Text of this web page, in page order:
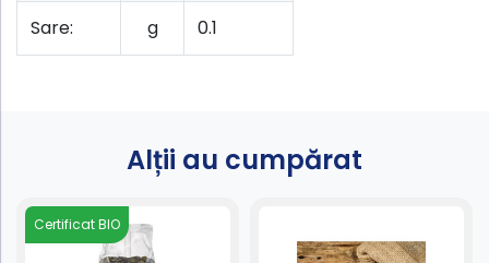
Sare: g 0.1
Alții au cumpărat
Certificat BIO